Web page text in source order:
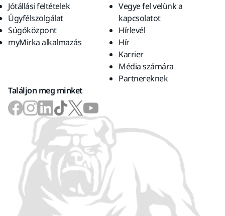
Jótállási feltételek
Ügyfélszolgálat
Súgóközpont
myMirka alkalmazás
Vegye fel velünk a
kapcsolatot
Hírlevél
Hír
Karrier
Média számára
Partnereknek
Találjon meg minket